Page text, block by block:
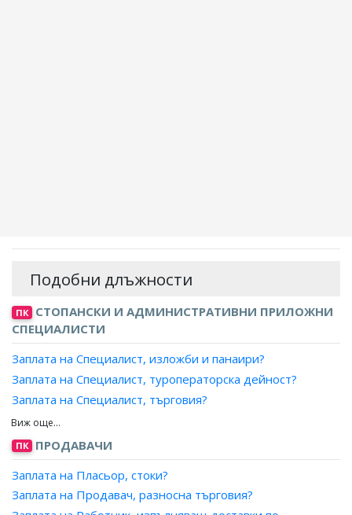
Подобни длъжности
ПК СТОПАНСКИ И АДМИНИСТРАТИВНИ ПРИЛОЖНИ
СПЕЦИАЛИСТИ
Заплата на Специалист, изложби и панаири?
Заплата на Специалист, туроператорска дейност?
Заплата на Специалист, търговия?
Заплата на Специалист, продажби?
Заплата на Специалист, маркетинг и реклама?
Заплата на Рекламен агент?
Заплата на Аукционер, провеждане на търгове?
Заплата на Агент, литературен?
ПК ПРОДАВАЧИ
Заплата на Пласьор, стоки?
Заплата на Продавач, разносна търговия?